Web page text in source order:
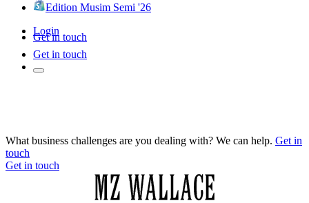
Edition Musim Semi '26
Login
Get in touch
Get in touch
What business challenges are you dealing with? We can help. Get in
touch
Get in touch